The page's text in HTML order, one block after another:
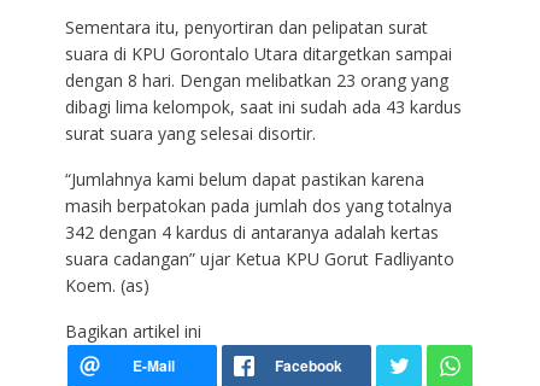
Sementara itu, penyortiran dan pelipatan surat
suara di KPU Gorontalo Utara ditargetkan sampai
dengan 8 hari. Dengan melibatkan 23 orang yang
dibagi lima kelompok, saat ini sudah ada 43 kardus
surat suara yang selesai disortir.
“Jumlahnya kami belum dapat pastikan karena
masih berpatokan pada jumlah dos yang totalnya
342 dengan 4 kardus di antaranya adalah kertas
suara cadangan” ujar Ketua KPU Gorut Fadliyanto
Koem. (as)
Bagikan artikel ini